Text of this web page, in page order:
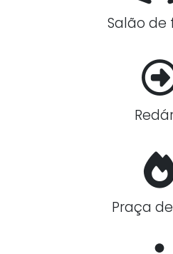
Salão de
Praça